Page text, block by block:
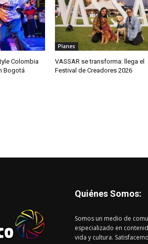
Colombia
Bogotá
Planes
VASSAR se transforma: llega el
Festival de Creadores 2026
Quiénes Somos:
Somos un medio de
especializado en
vida y cultura.